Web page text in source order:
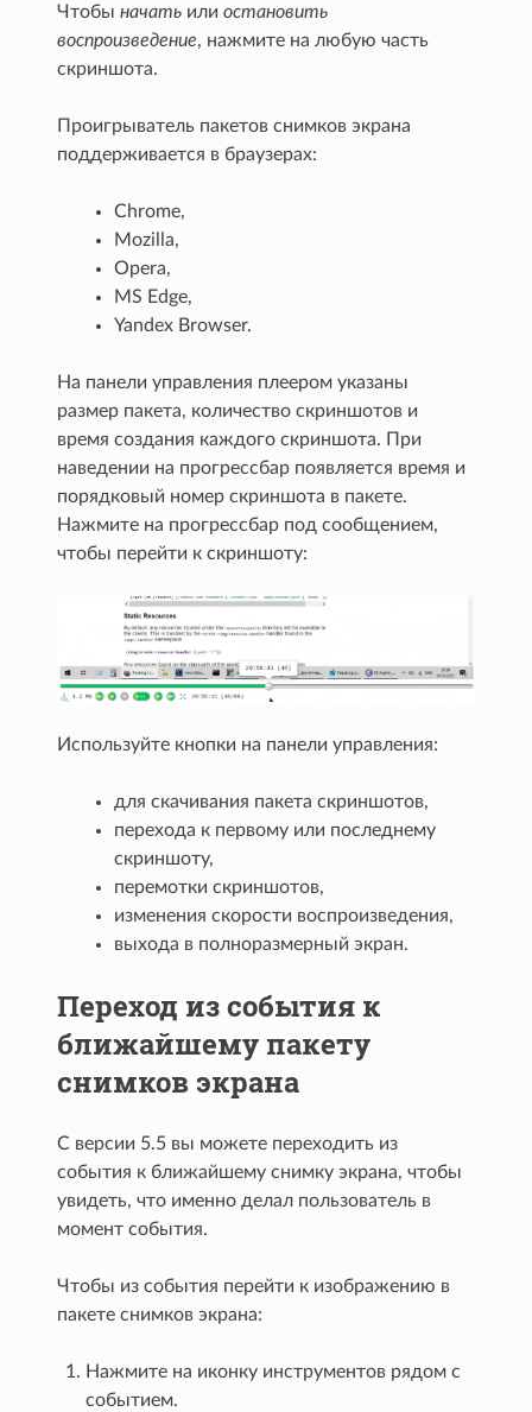
Чтобыначать илиостановить
воспроизведение, нажмите на любую часть
скриншота.
Проигрыватель пакетов снимков экрана
поддерживается в браузерах:
Chrome,
Mozilla,
Opera,
MS Edge,
Yandex Browser.
На панели управления плеером указаны
размер пакета, количество скриншотов и
время создания каждого скриншота. При
наведении на прогрессбар появляется время и
порядковый номер скриншота в пакете.
Нажмите на прогрессбар под сообщением,
чтобы перейти к скриншоту:
Используйте кнопки на панели управления:
для скачивания пакета скриншотов,
перехода к первому или последнему
скриншоту,
перемотки скриншотов,
изменения скорости воспроизведения,
выхода в полноразмерный экран.
Переход из события к
ближайшему пакету
снимков экрана
С версии 5.5 вы можете переходить из
события к ближайшему снимку экрана, чтобы
увидеть, что именно делал пользователь в
момент события.
Чтобы из события перейти к изображению в
пакете снимков экрана:
Нажмите на иконку инструментов рядом с
событием.